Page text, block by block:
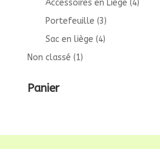
Accessoires en Liège (4)
Portefeuille (3)
Sac en liège (4)
Non classé (1)
Panier